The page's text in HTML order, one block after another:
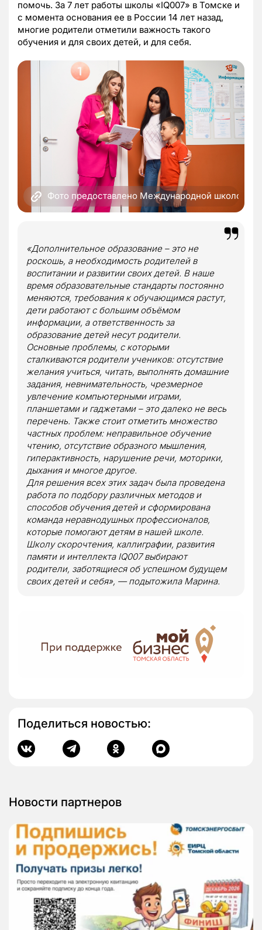
помочь. За 7 лет работы школы «IQ007» в Томске и
с момента основания ее в России 14 лет назад,
многие родители отметили важность такого
обучения и для своих детей, и для себя.
Фото предоставлено Международной школой
«Дополнительное образование – это не
роскошь, а необходимость родителей в
воспитании и развитии своих детей. В наше
время образовательные стандарты постоянно
меняются, требования к обучающимся растут,
дети работают с большим объёмом
информации, а ответственность за
образование детей несут родители.
Основные проблемы, с которыми
сталкиваются родители учеников: отсутствие
желания учиться, читать, выполнять домашние
задания, невнимательность, чрезмерное
увлечение компьютерными играми,
планшетами и гаджетами – это далеко не весь
перечень. Также стоит отметить множество
частных проблем: неправильное обучение
чтению, отсутствие образного мышления,
гиперактивность, нарушение речи, моторики,
дыхания и многое другое.
Для решения всех этих задач была проведена
работа по подбору различных методов и
способов обучения детей и сформирована
команда неравнодушных профессионалов,
которые помогают детям в нашей школе.
Школу скорочтения, каллиграфии, развития
памяти и интеллекта IQ007 выбирают
родители, заботящиеся об успешном будущем
своих детей и себя», — подытожила Марина.
Поделиться новостью:
Новости партнеров